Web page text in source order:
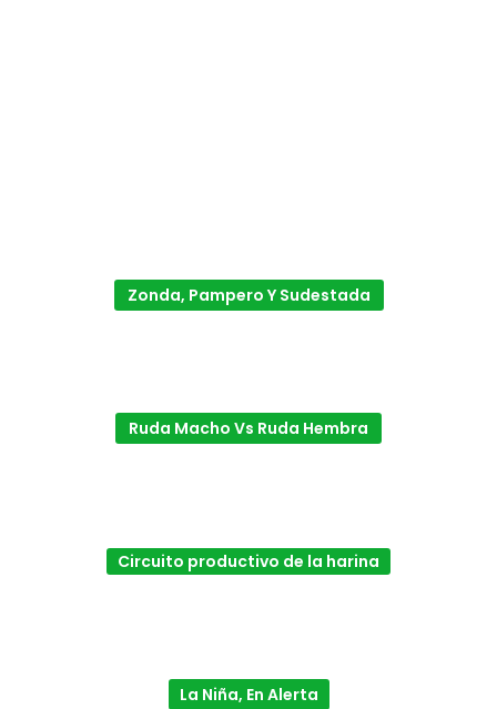
Zonda, Pampero Y Sudestada
Ruda Macho Vs Ruda Hembra
Circuito productivo de la harina
La Niña, En Alerta